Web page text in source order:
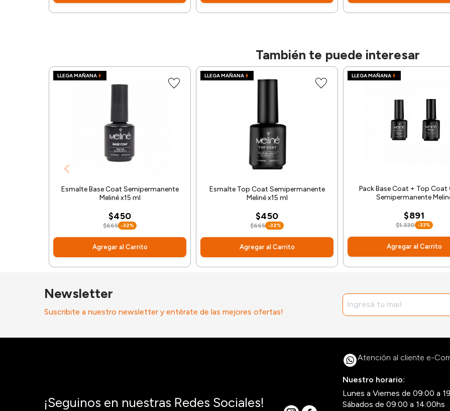
También te puede interesar
LLEGA MAÑANA
Esmalte Base Coat Semipermanente
Meliné x15 ml
$450
$665 -32%
Agregar al Carrito
LLEGA MAÑANA
Esmalte Top Coat Semipermanente
Meliné x15 ml
$450
$665 -32%
Agregar al Carrito
LLEGA MAÑANA
Pack Base Coat + Top Coat
Semipermanente
$891
$1.330 -33%
Agregar al Carrito
Newsletter
Suscribite a nuestro newsletter y entérate de las mejores ofertas!
¡Seguinos en nuestras Redes Sociales!
Atención al cliente e-
Nuestro horario:
Lunes a Viernes de 09:00 a
Sábados de 09:00 a 14:00hs